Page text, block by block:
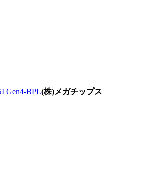
Gen4-BPL(株)メガチップス